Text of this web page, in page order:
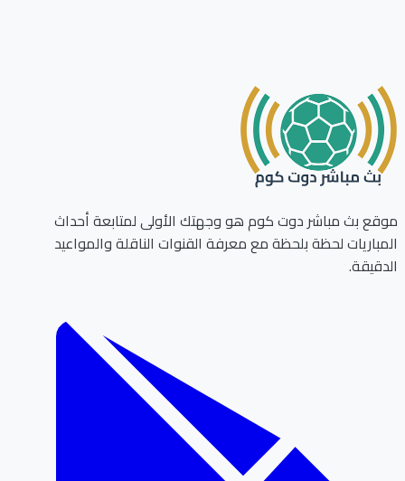
بث مباشر دوت كوم هو وجهتك الأولى لمتابعة أحداث
لحظة بلحظة مع معرفة القنوات الناقلة والمواعيد